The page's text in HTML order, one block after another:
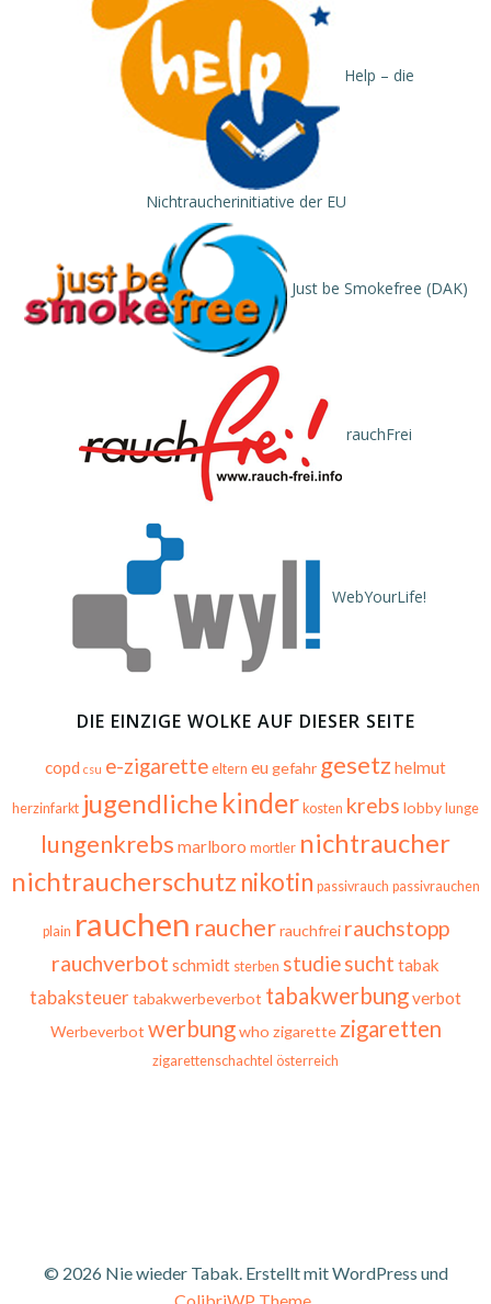
Help – die
Nichtraucherinitiative der EU
Just be Smokefree (DAK)
rauchFrei
WebYourLife!
DIE EINZIGE WOLKE AUF DIESER SEITE
copd csu e-zigarette eltern eu gefahr gesetz helmut
herzinfarkt jugendliche kinder kosten krebs lobby lunge
lungenkrebs marlboro mortler nichtraucher
nichtraucherschutz nikotin passivrauch passivrauchen
plain rauchen raucher rauchfrei rauchstopp
rauchverbot schmidt sterben studiesucht tabak
tabaksteuer tabakwerbeverbot tabakwerbungverbot
Werbeverbot werbung who zigarette zigaretten
zigarettenschachtel österreich
© 2026 Nie wieder Tabak. Erstellt mit WordPress und